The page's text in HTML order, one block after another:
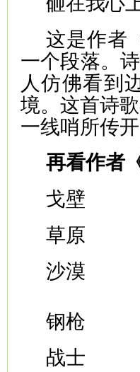
这是作者
一个段落。
人仿佛看到
境。这首诗
一线哨所传
再看作者
戈壁
草原
沙漠
钢枪
战士